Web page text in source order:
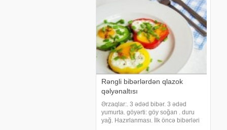
Rəngli bibərlərdən qlazok
qəlyənaltısı
Ərzaqlar:. 3 ədəd bibər. 3 ədəd
yumurta. göyərti: göy soğan . duru
yağ. Hazırlanması. İlk öncə bibərləri